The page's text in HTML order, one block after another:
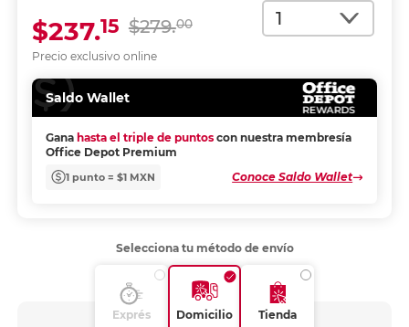
Cantidad
Precio exclusivo online
$279.00
$237.15
Saldo Wallet
Gana hasta el triple de puntos con nuestra membresía
Office Depot Premium
1 punto = $1 MXN Conoce Saldo Wallet
Selecciona tu método de envío
Exprés Domicilio Tienda